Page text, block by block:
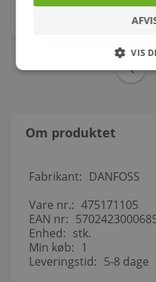
Om produktet
Fabrikant: DANFOSS
Vare nr.: 475171105
EAN nr:
Enhed: stk.
Min køb: 1
Leveringstid: 5-8 dage
VIS